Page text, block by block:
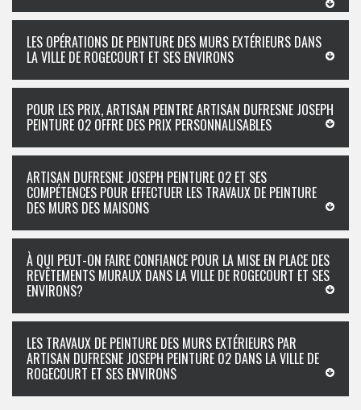
LES OPÉRATIONS DE PEINTURE DES MURS EXTÉRIEURS DANS
LA VILLE DE ROGECOURT ET SES ENVIRONS
POUR LES PRIX, ARTISAN PEINTRE ARTISAN DUFRESNE JOSEPH
PEINTURE 02 OFFRE DES PRIX PERSONNALISABLES
ARTISAN DUFRESNE JOSEPH PEINTURE 02 ET SES
COMPÉTENCES POUR EFFECTUER LES TRAVAUX DE PEINTURE
DES MURS DES MAISONS
À QUI PEUT-ON FAIRE CONFIANCE POUR LA MISE EN PLACE DES
REVÊTEMENTS MURAUX DANS LA VILLE DE ROGECOURT ET SES
ENVIRONS?
LES TRAVAUX DE PEINTURE DES MURS EXTÉRIEURS PAR
ARTISAN DUFRESNE JOSEPH PEINTURE 02 DANS LA VILLE DE
ROGECOURT ET SES ENVIRONS